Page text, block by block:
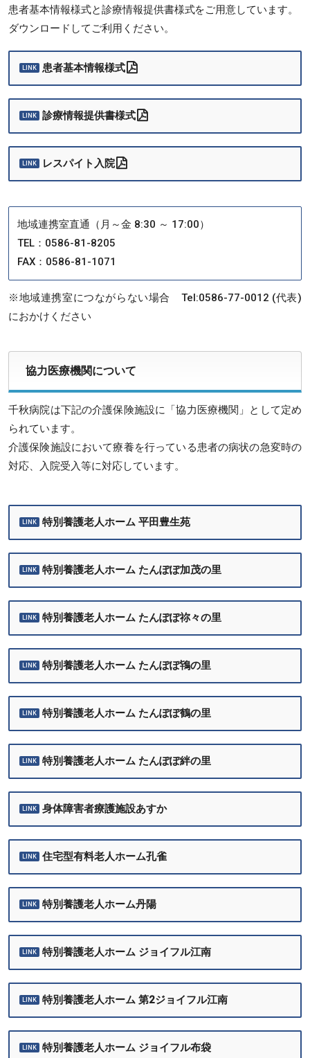
患者基本情報様式と診療情報提供書様式をご用意しています。
ダウンロードしてご利用ください。
患者基本情報様式
診療情報提供書様式
レスパイト入院
地域連携室直通（月～金 8:30 ～ 17:00）
TEL：0586-81-8205
FAX：0586-81-1071
※地域連携室につながらない場合 Tel:0586-77-0012 (代表)
におかけください
協力医療機関について
千秋病院は下記の介護保険施設に「協力医療機関」として定め
られています。
介護保険施設において療養を行っている患者の病状の急変時の
対応、入院受入等に対応しています。
特別養護老人ホーム 平田豊生苑
特別養護老人ホーム たんぽぽ加茂の里
特別養護老人ホーム たんぽぽ祢々の里
特別養護老人ホーム たんぽぽ鴇の里
特別養護老人ホーム たんぽぽ鶴の里
特別養護老人ホーム たんぽぽ絆の里
身体障害者療護施設あすか
住宅型有料老人ホーム孔雀
特別養護老人ホーム丹陽
特別養護老人ホーム ジョイフル江南
特別養護老人ホーム 第2ジョイフル江南
特別養護老人ホーム ジョイフル布袋